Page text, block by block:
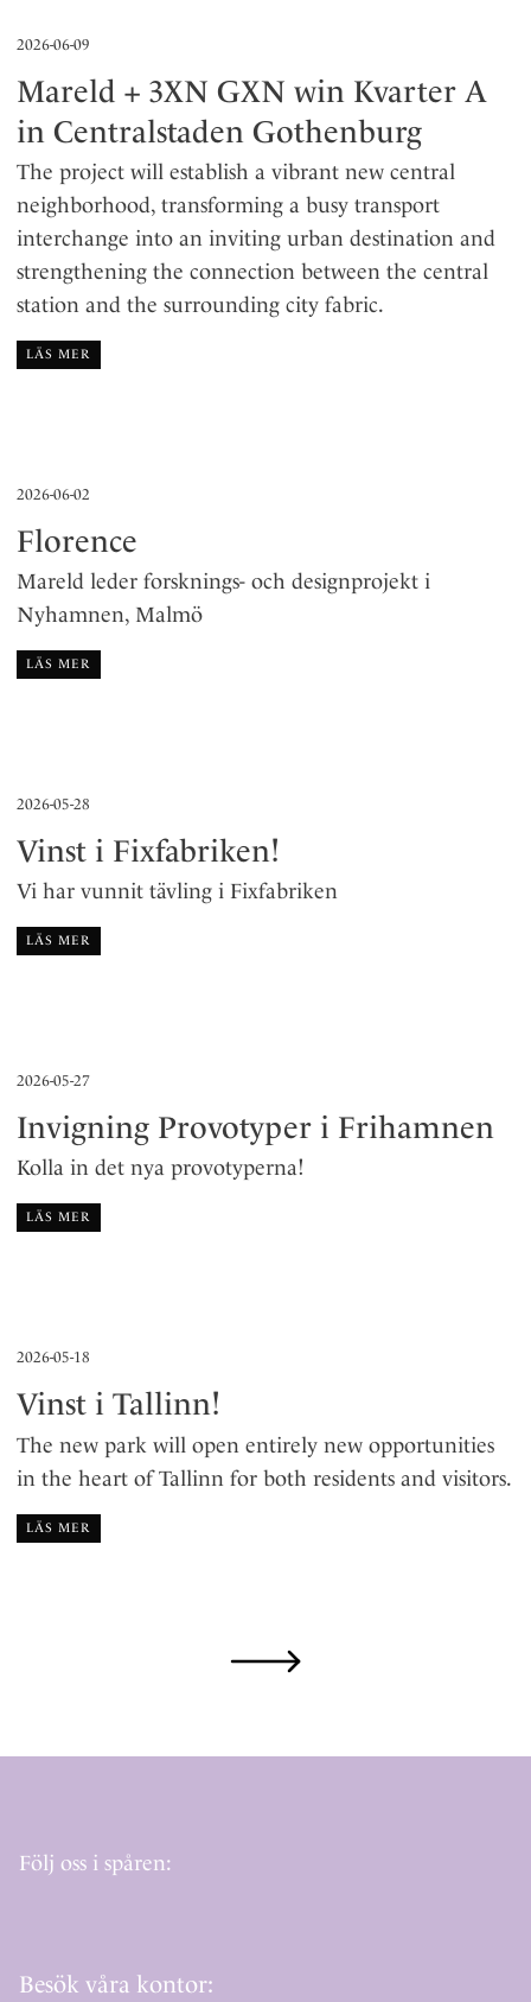
2026-06-09
Mareld + 3XN GXN win Kvarter A
in Centralstaden Gothenburg
The project will establish a vibrant new central
neighborhood, transforming a busy transport
interchange into an inviting urban destination and
strengthening the connection between the central
station and the surrounding city fabric.
LÄS MER
2026-06-02
Florence
Mareld leder forsknings- och designprojekt i
Nyhamnen, Malmö
LÄS MER
2026-05-28
Vinst i Fixfabriken!
Vi har vunnit tävling i Fixfabriken
LÄS MER
2026-05-27
Invigning Provotyper i Frihamnen
Kolla in det nya provotyperna!
LÄS MER
2026-05-18
Vinst i Tallinn!
The new park will open entirely new opportunities
in the heart of Tallinn for both residents and visitors.
LÄS MER
Följ oss i spåren:
Besök våra kontor: